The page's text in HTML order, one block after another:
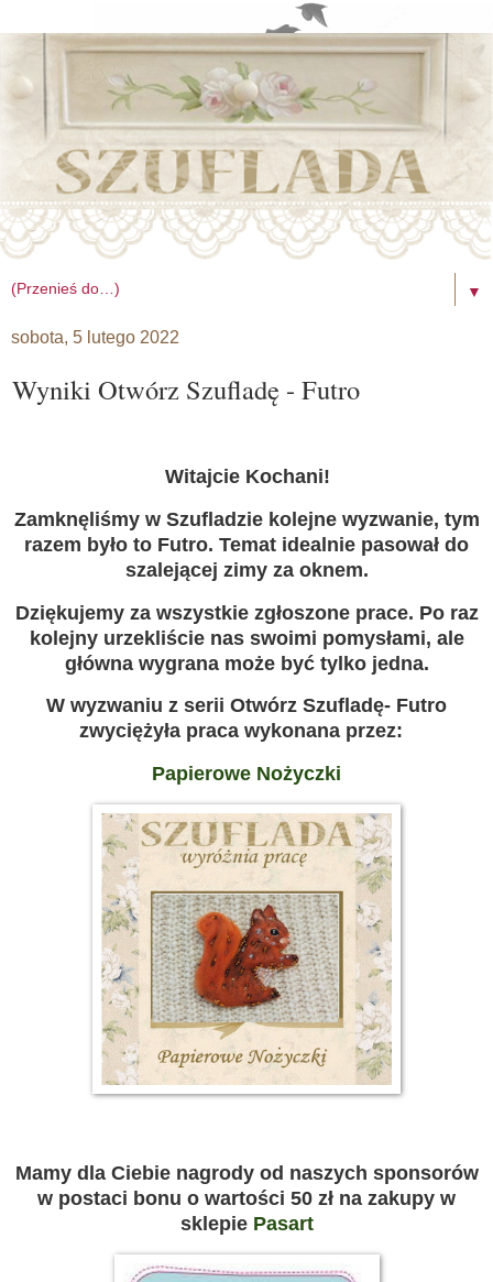
▼
sobota, 5 lutego 2022
Wyniki Otwórz Szufladę - Futro
Witajcie Kochani!
Zamknęliśmy w Szufladzie kolejne wyzwanie, tym
razem było to Futro. Temat idealnie pasował do
szalejącej zimy za oknem.
Dziękujemy za wszystkie zgłoszone prace. Po raz
kolejny urzekliście nas swoimi pomysłami, ale
główna wygrana może być tylko jedna.
W wyzwaniu z serii Otwórz Szufladę- Futro
zwyciężyła praca wykonana przez:
Papierowe Nożyczki
Mamy dla Ciebie nagrody od naszych sponsorów
w postaci bonu o wartości 50 zł na zakupy w
sklepie Pasart